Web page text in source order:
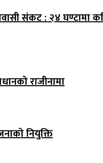
संकट : २४ घण्टामा
राजीनामा
नियुक्ति